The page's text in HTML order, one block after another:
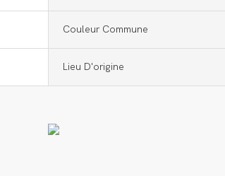
Couleur Commune
Lieu D'origine